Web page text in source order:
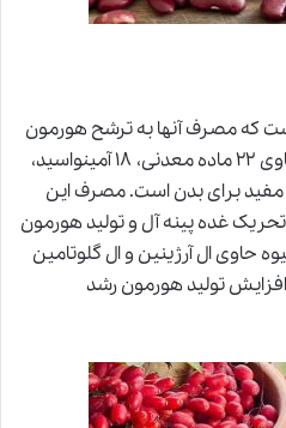
که مصرف آنها به ترشح هورمون
رشد کمک می‌کند. توت گوجی حاوی ۲۲ ماده معدنی، ۱۸ آمینواسید،
برای بدن است. مصرف این
غده پینه آل و تولید هورمون
ال آرژینین و ال گلوتامین
تولید هورمون رشد